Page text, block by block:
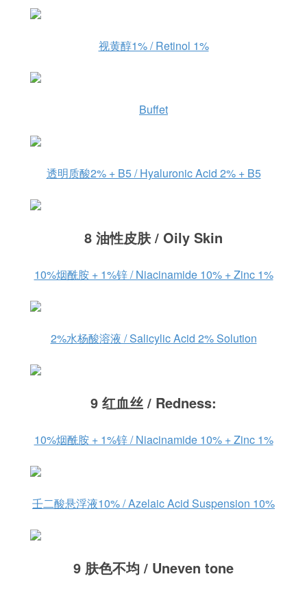
视黄醇1% / Retinol 1%
Buffet
透明质酸2% + B5 / Hyaluronic Acid 2% + B5
8 油性皮肤 / Oily Skin
10%烟酰胺 + 1%锌 / Niacinamide 10% + Zinc 1%
2%水杨酸溶液 / Salicylic Acid 2% Solution
9 红血丝 / Redness:
10%烟酰胺 + 1%锌 / Niacinamide 10% + Zinc 1%
壬二酸悬浮液10% / Azelaic Acid Suspension 10%
9 肤色不均 / Uneven tone